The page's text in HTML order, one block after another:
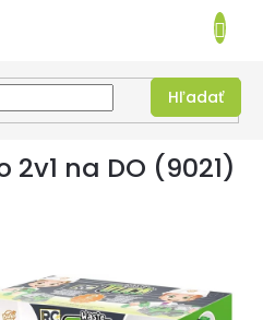
Hľadať
KOŠÍK
na DO (9021)